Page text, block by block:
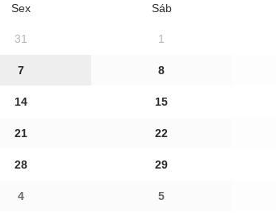
Sex Sáb
31 1
7 8
14 15
21 22
28 29
4 5